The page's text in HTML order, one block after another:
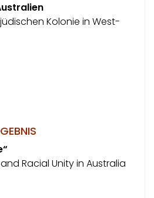
Kolonie in West-
Racial Unity in Australia